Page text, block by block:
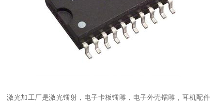
激光加工厂是激光镭射，电子卡板镭雕，电子外壳镭雕，耳机配件